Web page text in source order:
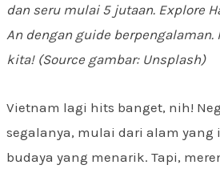
dan seru mulai 5 jutaan. Explore
An dengan guide
kita! (Source gambar: Unsplash)
Vietnam lagi hits banget, nih!
segalanya, mulai dari alam yang
budaya yang menarik. Tapi,